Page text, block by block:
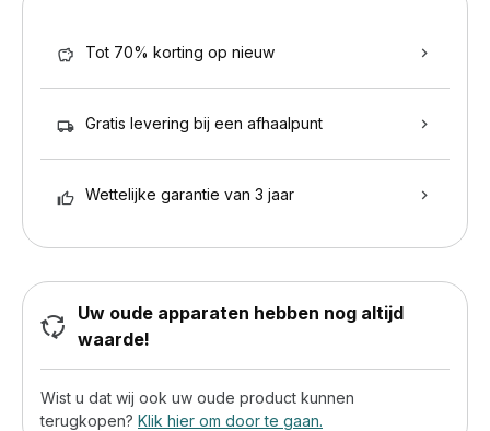
Tot 70% korting op nieuw
Gratis levering bij een afhaalpunt
Wettelijke garantie van 3 jaar
Uw oude apparaten hebben nog altijd
waarde!
Wist u dat wij ook uw oude product kunnen
terugkopen? Klik hier om door te gaan.